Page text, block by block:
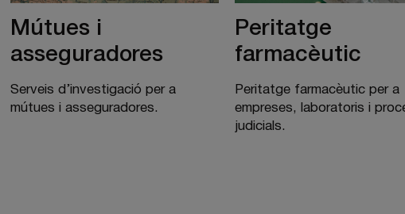
Mútues i
asseguradores
Serveis d’investigació per a
mútues i asseguradores.
Peritatge
farmacèutic
Peritatge farmacèutic per a
empreses, laboratoris i
judicials.